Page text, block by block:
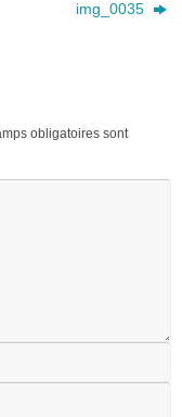
img_0035
obligatoires sont